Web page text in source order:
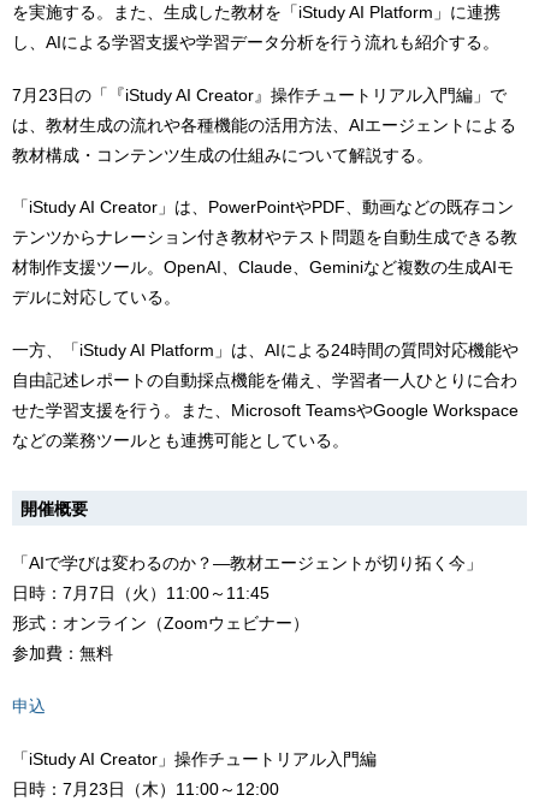
を実施する。また、生成した教材を「iStudy AI Platform」に連携
し、AIによる学習支援や学習データ分析を行う流れも紹介する。
7月23日の「『iStudy AI Creator』操作チュートリアル入門編」で
は、教材生成の流れや各種機能の活用方法、AIエージェントによる
教材構成・コンテンツ生成の仕組みについて解説する。
「iStudy AI Creator」は、PowerPointやPDF、動画などの既存コン
テンツからナレーション付き教材やテスト問題を自動生成できる教
材制作支援ツール。OpenAI、Claude、Geminiなど複数の生成AIモ
デルに対応している。
一方、「iStudy AI Platform」は、AIによる24時間の質問対応機能や
自由記述レポートの自動採点機能を備え、学習者一人ひとりに合わ
せた学習支援を行う。また、Microsoft TeamsやGoogle Workspace
などの業務ツールとも連携可能としている。
開催概要
「AIで学びは変わるのか？―教材エージェントが切り拓く今」
日時：7月7日（火）11:00～11:45
形式：オンライン（Zoomウェビナー）
参加費：無料
申込
「iStudy AI Creator」操作チュートリアル入門編
日時：7月23日（木）11:00～12:00